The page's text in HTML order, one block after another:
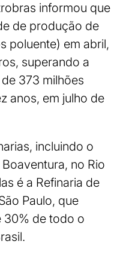
informou que
de produção de
poluente) em abril,
superando a
373 milhões
anos, em julho de
incluindo o
no Rio
é a Refinaria de
Paulo, que
30% de todo o